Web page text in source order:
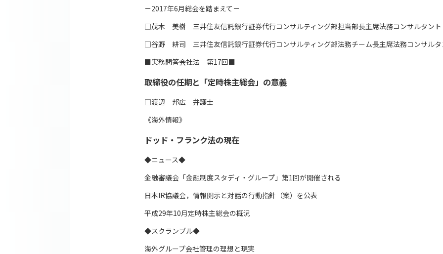
－2017年6月総会を踏まえて－
□茂木 美樹 三井住友信託銀行証券代行コンサルティング部担当部長主席法務コンサルタント
□谷野 耕司 三井住友信託銀行証券代行コンサルティング部法務チーム長主席法務コンサルタ
■実務問答会社法 第17回■
取締役の任期と「定時株主総会」の意義
□渡辺 邦広 弁護士
《海外情報》
ドッド・フランク法の現在
◆ニュース◆
金融審議会「金融制度スタディ・グループ」第1回が開催される
日本IR協議会，情報開示と対話の行動指針（案）を公表
平成29年10月定時株主総会の概況
◆スクランブル◆
海外グループ会社管理の理想と現実